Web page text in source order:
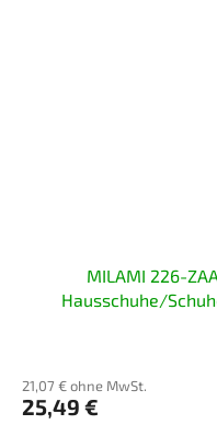
MILAMI 226-
Hausschuhe/
21,07 € ohne MwSt.
25,49 €